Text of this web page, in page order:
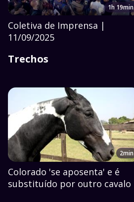
1h 19min
Coletiva de Imprensa |
11/09/2025
Trechos
2min
Colorado 'se aposenta' e é
substituído por outro cavalo